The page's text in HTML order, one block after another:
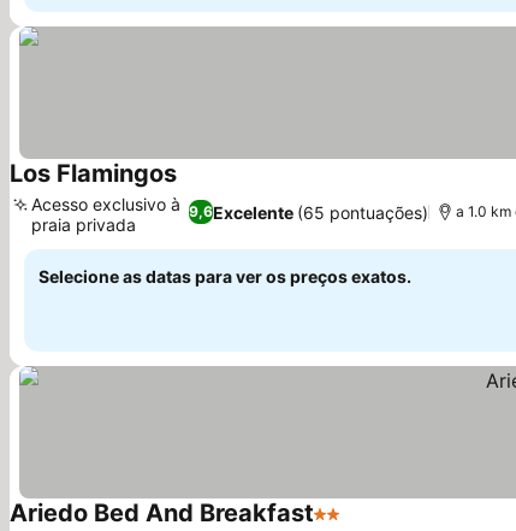
Los Flamingos
9,6Excelente (65 pontuações)
Acesso exclusivo à
praia privada
a 1.0
Selecione as datas para ver os preços exatos.
Ariedo Bed And Breakfast2 Estrelas